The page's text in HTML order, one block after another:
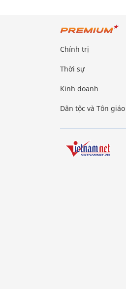
Chính trị
Thời sự
Kinh doanh
Dân tộc và Tôn giáo